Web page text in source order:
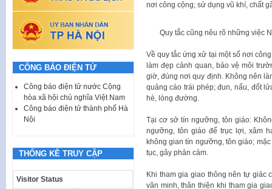
nơi công cộng; sử dụng vũ khí, chất
Quy tắc cũng nêu rõ những việc
Về quy tắc ứng xử tại một số nơi
làm đẹp cảnh quan, bảo vệ môi
giờ, đúng nơi quy định. Không nên
quảng cáo trái phép; đun, nấu, đốt
hè, lòng đường.
Tại cơ sở tín ngưỡng, tôn giáo:
ngưỡng, tôn giáo để trục lợi, xâm
không gian tín ngưỡng, tôn giáo;
tục, gây phản cảm.
Khi tham gia giao thông nên tự giác
văn minh, thân thiện khi tham gia
CÔNG BÁO ĐIỆN TỬ
Công báo điện tử nước Cộng
hòa xã hội chủ nghĩa Việt Nam
Công báo điện tử thành phố Hà
Nội
THỐNG KÊ TRUY CẬP
Visitor Status